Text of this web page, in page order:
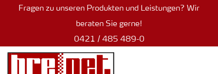
Fragen zu unseren Produkten und Leistungen? Wir
beraten Sie gerne!
0421 / 485 489-0